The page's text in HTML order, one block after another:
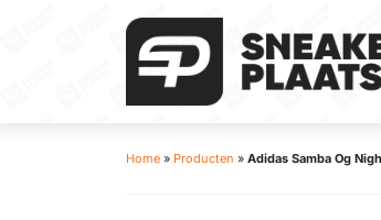
Home » Producten » Adidas Samba Og